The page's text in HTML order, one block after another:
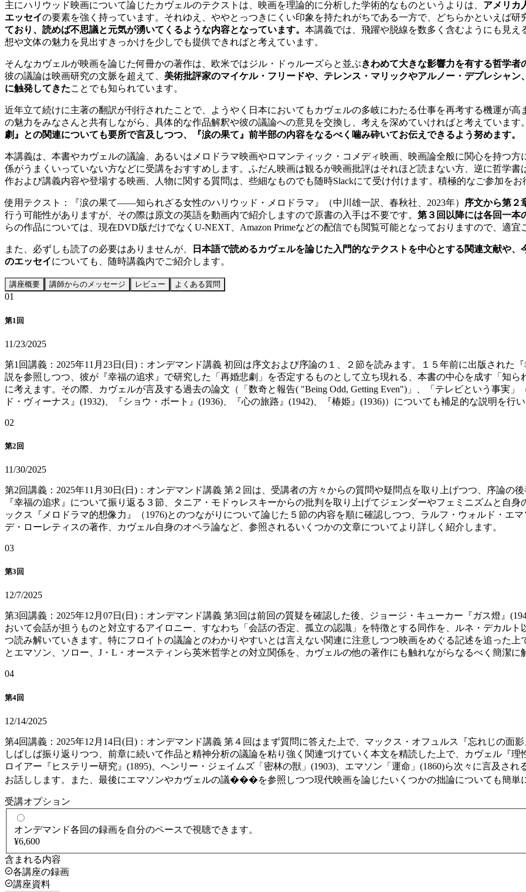
主にハリウッド映画について論じたカヴェルのテクストは、映画を理論的に分析した学術的なものというよりは、 アメリカ
エッセイの要素を強く持っています。それゆえ、ややとっつきにくい印象を持たれがちである一方で、どちらかといえば研
ており、読めば不思議と元気が湧いてくるような内容となっています。 本講義では、飛躍や脱線を数多く含むようにも見
想や文体の魅力を見出すきっかけを少しでも提供できればと考えています。
そんなカヴェルが映画を論じた何冊かの著作は、欧米ではジル・ドゥルーズらと並ぶきわめて大きな影響力を有する哲学者
彼の議論は映画研究の文脈を超えて、 美術批評家のマイケル・フリードや、テレンス・マリックやアルノー・デプレシャ
に触発してきたことでも知られています。
近年立て続けに主著の翻訳が刊行されたことで、ようやく日本においてもカヴェルの多岐にわたる仕事を再考する機運が
の魅力をみなさんと共有しながら、具体的な作品解釈や彼の議論への意見を交換し、考えを深めていければと考えています。
劇』との関連についても要所で言及しつつ、『涙の果て』前半部の内容をなるべく噛み砕いてお伝えできるよう努めます。
本講義は、本書やカヴェルの議論、あるいはメロドラマ映画やロマンティック・コメディ映画、映画論全般に関心を持つ
係がうまくいっていない方などに受講をおすすめします。ふだん映画は観るが映画批評はそれほど読まない方、逆に哲学
作および講義内容や登場する映画、人物に関する質問は、些細なものでも随時Slackにて受け付けます。積極的なご参加をお
使用テクスト：『涙の果て——知られざる女性のハリウッド・メロドラマ』（中川雄一訳、春秋社、2023年） 序文から第２
行う可能性がありますが、その際は原文の英語を動画内で紹介しますので原書の入手は不要です。 第３回以降には各回一本
らの作品については、現在DVD版だけでなくU-NEXT、Amazon Primeなどの配信でも閲覧可能となっておりますので、適宜
また、必ずしも読了の必要はありませんが、
日本語で読めるカヴェルを論じた入門的なテクストを中心とする関連文献や
のエッセイについても、随時講義内でご紹介します。
講座概要 講師からのメッセージ レビュー よくある質問
01
第1回
11/23/2025
第1回講義：2025年11月23日(日)：オンデマンド講義 初回は序文および序論の１、２節を読みます。１５年前に出版された
説を参照しつつ、彼が『幸福の追求』で研究した「再婚悲劇」を否定するものとして立ち現れる、本書の中心を成す「知
に考えます。その際、カヴェルが言及する過去の論文（「数奇と報告( "Being Odd, Getting Even")」、「テレビという事実
ド・ヴィーナス』(1932)、『ショウ・ボート』(1936)、『心の旅路』(1942)、『椿姫』(1936)）についても補足的な説明を行い
02
第2回
11/30/2025
第2回講義：2025年11月30日(日)：オンデマンド講義 第２回は、受講者の方々からの質問や疑問点を取り上げつつ、序論の
『幸福の追求』について振り返る３節、タニア・モドゥレスキーからの批判を取り上げてジェンダーやフェミニズムと自
ックス『メロドラマ的想像力』（1976)とのつながりについて論じた５節の内容を順に確認しつつ、ラルフ・ウォルド・エ
デ・ローレティスの著作、カヴェル自身のオペラ論など、参照されるいくつかの文章についてより詳しく紹介します。
03
第3回
12/7/2025
第3回講義：2025年12月07日(日)：オンデマンド講義 第3回は前回の質疑を確認した後、ジョージ・キューカー『ガス燈』
おいて会話が担うものと対立するアイロニー、すなわち「会話の否定、孤立の認識」を特徴とする同作を、ルネ・デカル
つ読み解いていきます。特にフロイトの議論とのわかりやすいとは言えない関連に注意しつつ映画をめぐる記述を追った
とエマソン、ソロー、J・L・オースティンら英米哲学との対立関係を、カヴェルの他の著作にも触れながらなるべく簡潔に
04
第4回
12/14/2025
第4回講義：2025年12月14日(日)：オンデマンド講義 第４回はまず質問に答えた上で、マックス・オフュルス『忘れじの面
しばしば振り返りつつ、前章に続いて作品と精神分析の議論を粘り強く関連づけていく本文を精読した上で、カヴェル『
ロイアー『ヒステリー研究』(1895)、ヘンリー・ジェイムズ「密林の獣」(1903)、エマソン「運命」(1860)ら次々に言及さ
お話しします。また、最後にエマソンやカヴェルの議���を参照しつつ現代映画を論じたいくつかの拙論についても簡単
受講オプション
オンデマンド各回の録画を自分のペースで視聴できます。
¥6,600
含まれる内容
各講座の録画
講座資料